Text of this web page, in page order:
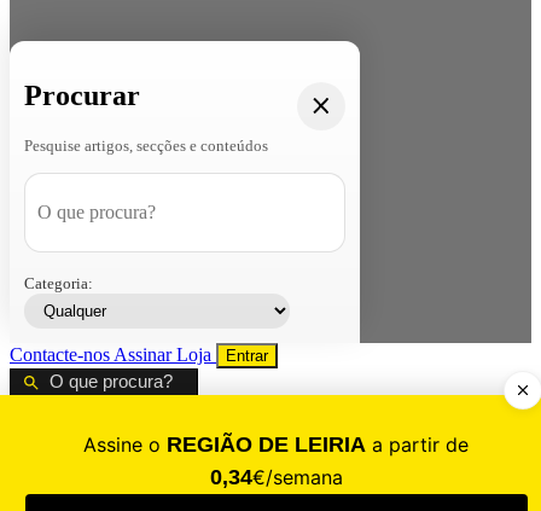
Procurar
Pesquise artigos, secções e conteúdos
Categoria:
Contacte-nos AssinarLoja Entrar